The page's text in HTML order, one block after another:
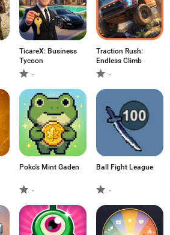
TicareX: Business
Tycoon
-
Traction Rush:
Endless Climb
-
Poko's Mint Gaden
-
Ball Fight League
-